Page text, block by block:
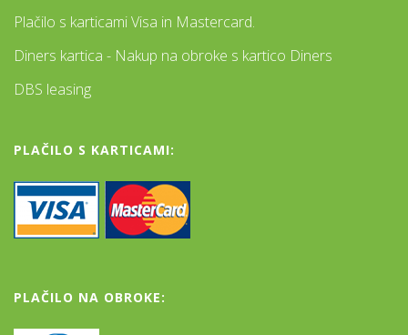
Plačilo s karticami Visa in Mastercard.
Diners kartica - Nakup na obroke s kartico Diners
DBS leasing
PLAČILO S KARTICAMI:
PLAČILO NA OBROKE: